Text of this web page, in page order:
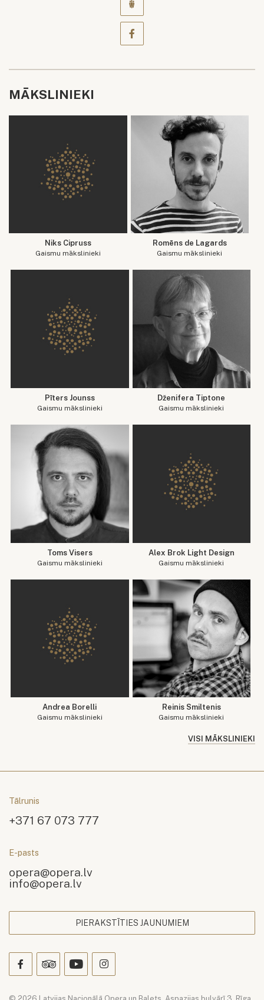
MĀKSLINIEKI
Niks Cipruss
Gaismu mākslinieki
Romēns de Lagards
Gaismu mākslinieki
Pīters Jounss
Gaismu mākslinieki
Dženifera Tiptone
Gaismu mākslinieki
Toms Visers
Gaismu mākslinieki
Alex Brok Light Design
Gaismu mākslinieki
Andrea Borelli
Gaismu mākslinieki
Reinis Smiltenis
Gaismu mākslinieki
VISI MĀKSLINIEKI
Tālrunis
+371 67 073 777
E-pasts
opera@opera.lv
info@opera.lv
PIERAKSTĪTIES JAUNUMIEM